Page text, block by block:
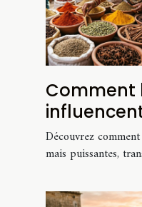
Comment
cuisine
Découvrez
mais puissantes,